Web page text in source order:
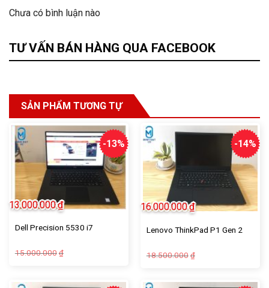
Chưa có bình luận nào
TƯ VẤN BÁN HÀNG QUA FACEBOOK
SẢN PHẨM TƯƠNG TỰ
-13%
Dell Precision 5530 i7
15.000.000 ₫
13.000.000₫
-14%
Lenovo ThinkPad P1 Gen 2
18.500.000 ₫
16.000.000₫